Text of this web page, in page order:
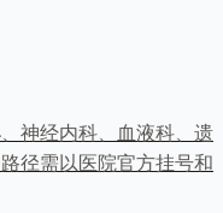
神经内科、血液科、遗
径需以医院官方挂号和